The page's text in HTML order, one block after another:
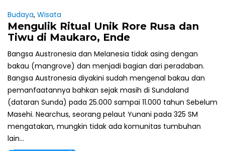
Budaya, Wisata
Mengulik Ritual Unik Rore Rusa dan
Tiwu di Maukaro, Ende
Bangsa Austronesia dan Melanesia tidak asing dengan
bakau (mangrove) dan menjadi bagian dari peradaban.
Bangsa Austronesia diyakini sudah mengenal bakau dan
pemanfaatannya bahkan sejak masih di Sundaland
(dataran Sunda) pada 25.000 sampai 11.000 tahun Sebelum
Masehi. Nearchus, seorang pelaut Yunani pada 325 SM
mengatakan, mungkin tidak ada komunitas tumbuhan
lain...